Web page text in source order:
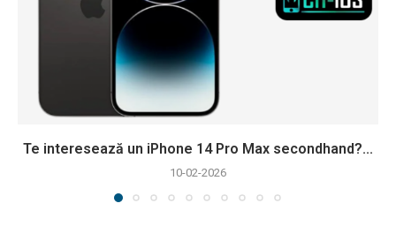
Te interesează un iPhone 14 Pro Max secondhand?...
10-02-2026